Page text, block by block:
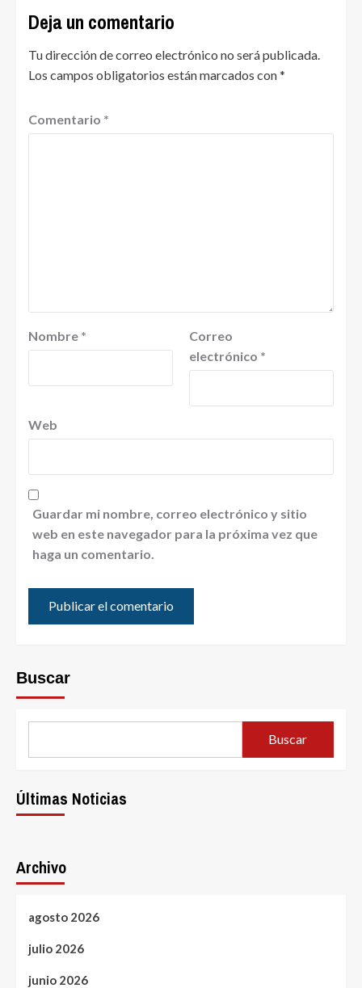
Deja un comentario
Tu dirección de correo electrónico no será publicada.
Los campos obligatorios están marcados con*
Comentario *
Nombre *
Correo
electrónico *
Web
Guardar mi nombre, correo electrónico y sitio
web en este navegador para la próxima vez que
haga un comentario.
Buscar
Buscar
Últimas Noticias
Archivo
agosto 2026
julio 2026
junio 2026